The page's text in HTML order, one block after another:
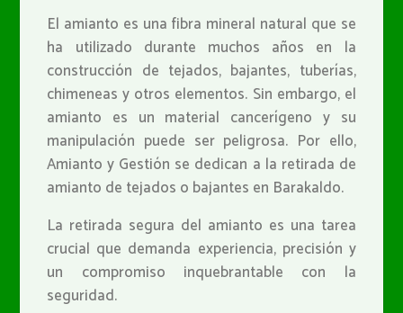
El amianto es una fibra mineral natural que se
ha utilizado durante muchos años en la
construcción de tejados, bajantes, tuberías,
chimeneas y otros elementos. Sin embargo, el
amianto es un material cancerígeno y su
manipulación puede ser peligrosa. Por ello,
Amianto y Gestión se dedican a la retirada de
amianto de tejados o bajantes en Barakaldo.
La retirada segura del amianto es una tarea
crucial que demanda experiencia, precisión y
un compromiso inquebrantable con la
seguridad.